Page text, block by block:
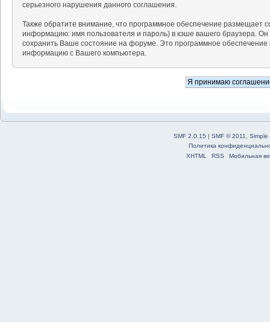
серьезного нарушения данного соглашения.
Также обратите внимание, что программное обеспечение размещает
информацию: имя пользователя и пароль) в кэше вашего браузера.
сохранить Ваше состояние на форуме. Это программное обеспечение
информацию с Вашего компьютера.
SMF 2.0.15 | SMF © 2011
Simple
Политика
XHTML
RSS Мобильная